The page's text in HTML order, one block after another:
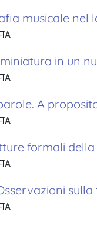
musicale nel
in un
A
formali